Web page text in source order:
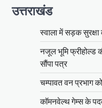
उत्तराखंड
स्वाला में सड़क
नजूल भूमि फ्रीहोल्ड
सौंपा पत्र
चम्पावत वन प्रभाग
कॉमनवेल्थ गेम्स के